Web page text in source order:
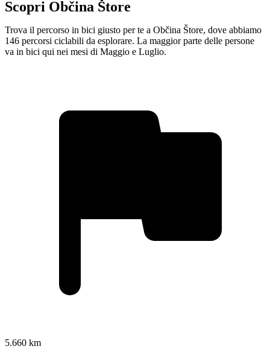
Scopri Občina Štore
Trova il percorso in bici giusto per te a Občina Štore, dove abbiamo
146 percorsi ciclabili da esplorare. La maggior parte delle persone
va in bici qui nei mesi di Maggio e Luglio.
5.660 km